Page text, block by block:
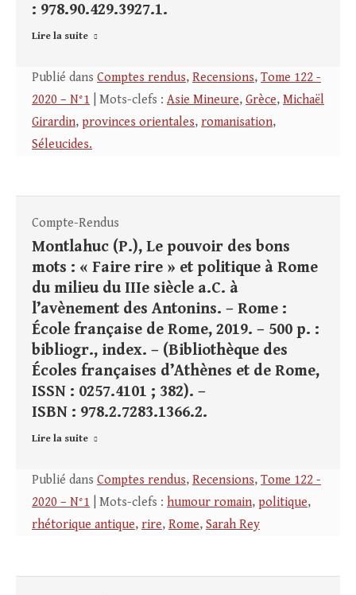
: 978.90.429.3927.1.
Lire la suite
Publié dans Comptes rendus, Recensions, Tome 122 -
2020 – N°1 | Mots-clefs : Asie Mineure, Grèce, Michaël
Girardin, provinces orientales, romanisation,
Séleucides.
Compte-Rendus
Montlahuc (P.), Le pouvoir des bons
mots : « Faire rire » et politique à Rome
du milieu du IIIe siècle a.C. à
l’avènement des Antonins. – Rome :
École française de Rome, 2019. – 500 p. :
bibliogr., index. – (Bibliothèque des
Écoles françaises d’Athènes et de Rome,
ISSN : 0257.4101 ; 382). –
ISBN : 978.2.7283.1366.2.
Lire la suite
Publié dans Comptes rendus, Recensions, Tome 122 -
2020 – N°1 | Mots-clefs : humour romain, politique,
rhétorique antique, rire, Rome, Sarah Rey